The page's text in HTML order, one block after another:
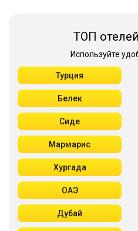
ТОП
Используйте
Турция
Белек
Сиде
Мармарис
Хургада
ОАЭ
Дубай